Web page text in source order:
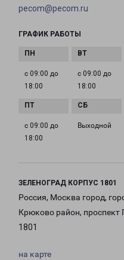
pecom@pecom.ru
ГРАФИК РАБОТЫ
с 09:00 до
18:00
с 09:00 до
18:00
с 09:00 до
18:00
Выходной
ЗЕЛЕНОГРАД КОРПУС 1801
Россия, Москва город,
Крюково район, проспект
1801
на карте